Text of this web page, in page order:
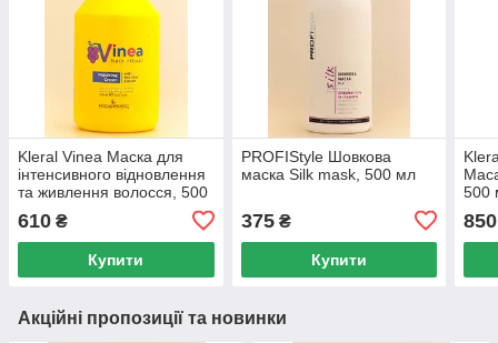
Kleral Vinea Маска для
інтенсивного відновлення
та живлення волосся, 500
610 ₴
Купити
PROFIStyle Шовкова
маска Silk mask, 500 мл
375₴
Купити
500
850
Акційні пропозиції та новинки